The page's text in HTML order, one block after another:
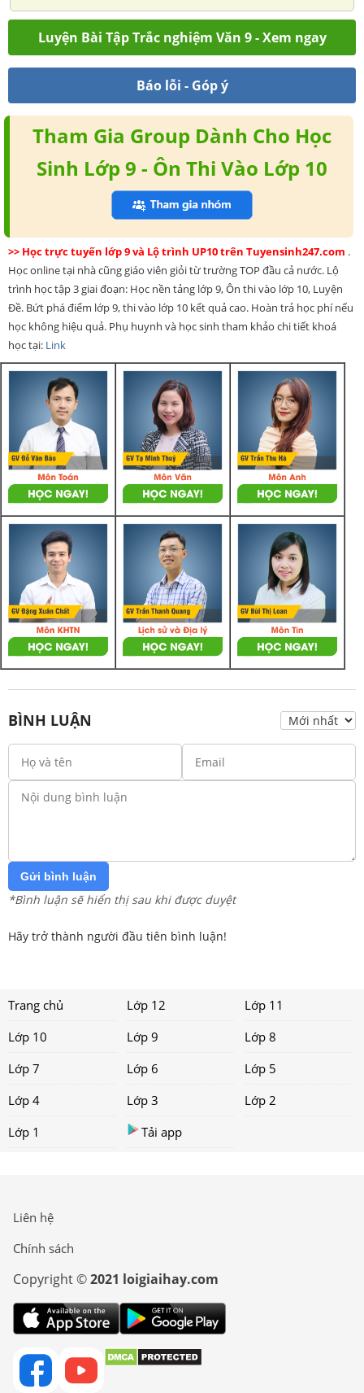
Luyện Bài Tập Trắc nghiệm Văn 9 - Xem ngay
Báo lỗi - Góp ý
Tham Gia Group Dành Cho Học
Sinh Lớp 9 - Ôn Thi Vào Lớp 10
>> Học trực tuyến lớp 9 và Lộ trình UP10 trên Tuyensinh247.com .
Học online tại nhà cũng giáo viên giỏi từ trường TOP đầu cả nước. Lộ
trình học tập 3 giai đoạn: Học nền tảng lớp 9, Ôn thi vào lớp 10, Luyện
Đề. Bứt phá điểm lớp 9, thi vào lớp 10 kết quả cao. Hoàn trả học phí nếu
học không hiệu quả. Phụ huynh và học sinh tham khảo chi tiết khoá
học tại: Link
BÌNH LUẬN
Gửi bình luận
*Bình luận sẽ hiển thị sau khi được duyệt
Hãy trở thành người đầu tiên bình luận!
Trang chủ Lớp 12
Lớp 11
Lớp 10
Lớp 9
Lớp 8
Lớp 7
Lớp 6
Lớp 5
Lớp 4
Lớp 3
Lớp 2
Lớp 1
Tải app
Liên hệ
Chính sách
Copyright ©2021 loigiaihay.com